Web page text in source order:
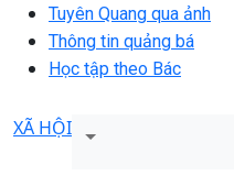
Tuyên Quang qua ảnh
Thông tin quảng bá
Học tập theo Bác
XÃ HỘI